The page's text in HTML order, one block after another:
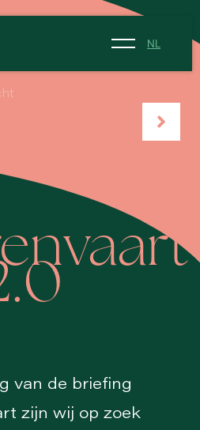
NL
NL
van de briefing
zijn wij op zoek